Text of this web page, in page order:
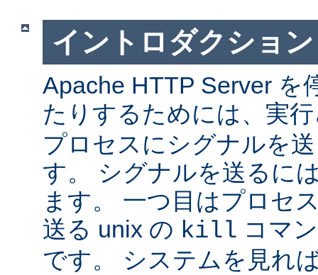
イントロダクション
Apache HTTP Server を
たりするためには、実
プロセスにシグナルを
す。 シグナルを送るに
ます。 一つ目はプロセ
送る unix の kill コマ
です。 システムを見れ